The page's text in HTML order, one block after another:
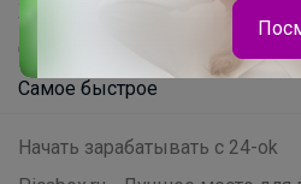
Хиты продаж
Самое желанное
Самое быстрое
Начать зарабатывать с 24-ok